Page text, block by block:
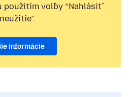
voľby “Nahlásiť
informácie